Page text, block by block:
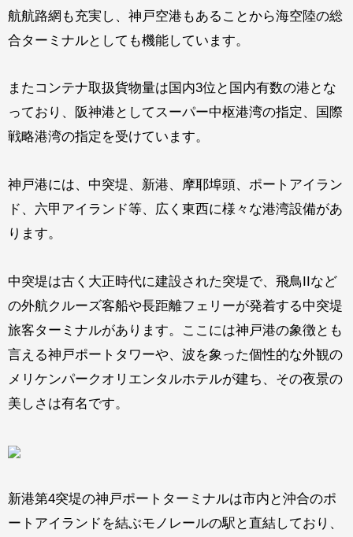
航航路網も充実し、神戸空港もあることから海空陸の総
合ターミナルとしても機能しています。
またコンテナ取扱貨物量は国内3位と国内有数の港とな
っており、阪神港としてスーパー中枢港湾の指定、国際
戦略港湾の指定を受けています。
神戸港には、中突堤、新港、摩耶埠頭、ポートアイラン
ド、六甲アイランド等、広く東西に様々な港湾設備があ
ります。
中突堤は古く大正時代に建設された突堤で、飛鳥IIなど
の外航クルーズ客船や長距離フェリーが発着する中突堤
旅客ターミナルがあります。ここには神戸港の象徴とも
言える神戸ポートタワーや、波を象った個性的な外観の
メリケンパークオリエンタルホテルが建ち、その夜景の
美しさは有名です。
新港第4突堤の神戸ポートターミナルは市内と沖合のポ
ートアイランドを結ぶモノレールの駅と直結しており、